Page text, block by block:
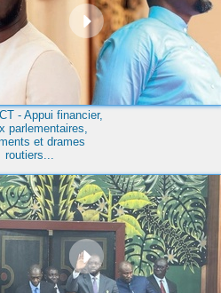
- Appui financier,
parlementaires,
et drames
routiers...